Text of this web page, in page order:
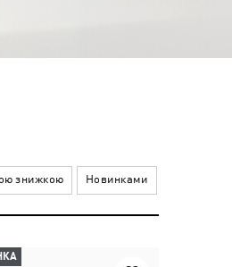
знижкою Новинками